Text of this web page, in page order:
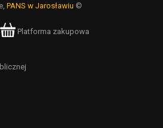
PANS w Jarosławiu ©
Platforma zakupowa